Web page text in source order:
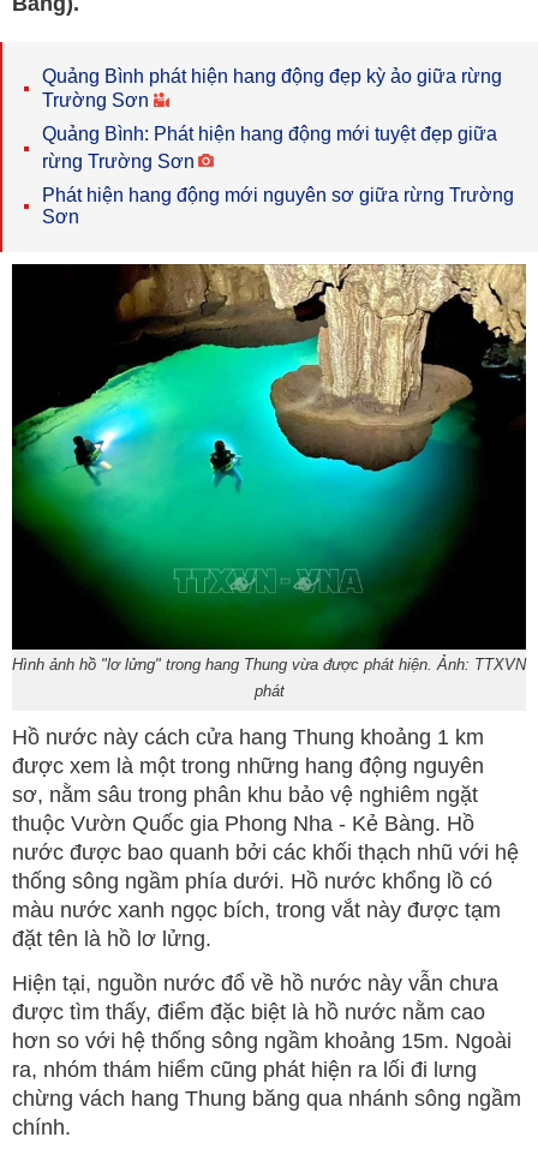
Quảng Bình phát hiện hang động đẹp kỳ ảo giữa rừng
Trường Sơn
Quảng Bình: Phát hiện hang động mới tuyệt đẹp giữa
rừng Trường Sơn
Phát hiện hang động mới nguyên sơ giữa rừng Trường
Sơn
Hình ảnh hồ "lơ lửng" trong hang Thung vừa được phát hiện. Ảnh: TTXVN
phát
Hồ nước này cách cửa hang Thung khoảng 1 km
được xem là một trong những hang động nguyên
sơ, nằm sâu trong phân khu bảo vệ nghiêm ngặt
thuộc Vườn Quốc gia Phong Nha - Kẻ Bàng. Hồ
nước được bao quanh bởi các khối thạch nhũ với hệ
thống sông ngầm phía dưới. Hồ nước khổng lồ có
màu nước xanh ngọc bích, trong vắt này được tạm
đặt tên là hồ lơ lửng.
Hiện tại, nguồn nước đổ về hồ nước này vẫn chưa
được tìm thấy, điểm đặc biệt là hồ nước nằm cao
hơn so với hệ thống sông ngầm khoảng 15m. Ngoài
ra, nhóm thám hiểm cũng phát hiện ra lối đi lưng
chừng vách hang Thung băng qua nhánh sông ngầm
chính.